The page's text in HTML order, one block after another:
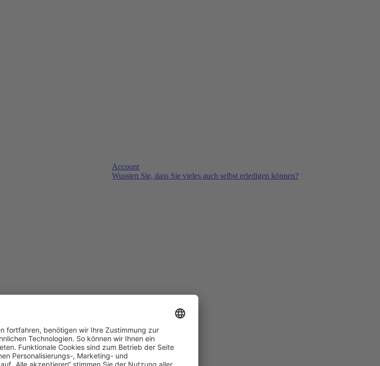
Account
Wussten Sie, dass Sie vieles auch selbst erledigen können?